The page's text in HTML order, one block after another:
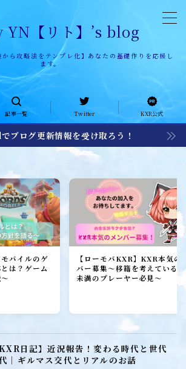
【リト】’s blog
から攻略法をテンプレ化】あなたの基礎作りを応援し
ます。
ト
記事一覧 Twitter KXR公式
ブログ更新情報を受け取ろう！
モバイルのゲ
は？ゲーム
【ローモバKXR】KXR本気の
バー募集～移籍を考えている
未満のプレーヤー必見～
KXR日記】近況報告！変わる時代と世代
｜ギルマス交代とリアルのお話